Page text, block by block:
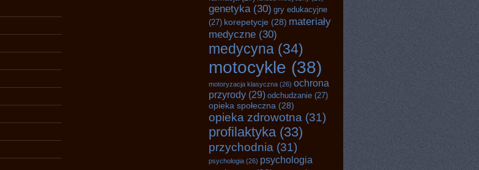
genetyka(30) gry edukacyjne
(27) korepetycje (28) materiały
medyczne (30)
medycyna (34)
motocykle (38)
motoryzacja klasyczna (26) ochrona
przyrody (29) odchudzanie (27)
opieka społeczna (28)
opieka zdrowotna (31)
profilaktyka(33)
przychodnia (31)
psychologia (26) psychologia